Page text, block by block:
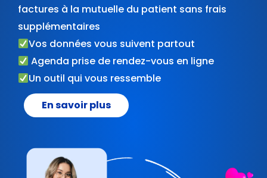
factures à la mutuelle du patient sans frais
supplémentaires
Vos données vous suivent partout
Agenda prise de rendez-vous en ligne
Un outil qui vous ressemble
En savoir plus